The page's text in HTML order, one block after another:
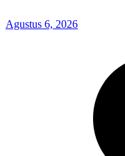
Agustus 6, 2026